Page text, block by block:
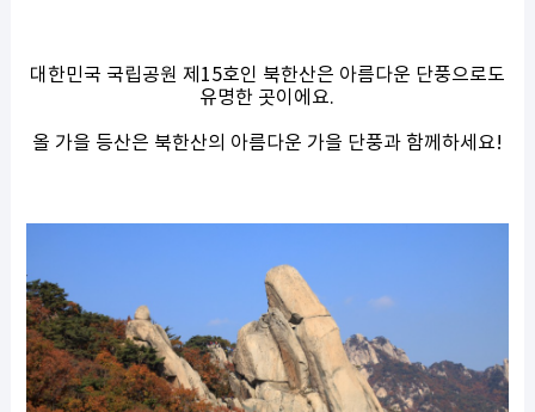
대한민국 국립공원 제15호인 북한산은 아름다운 단풍으로도
유명한 곳이에요.
올 가을 등산은 북한산의 아름다운 가을 단풍과 함께하세요!